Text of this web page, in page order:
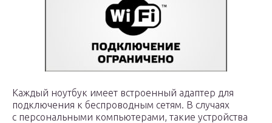
Каждый ноутбук имеет встроенный адаптер для
подключения к беспроводным сетям. В случаях
с персональными компьютерами, такие устройства